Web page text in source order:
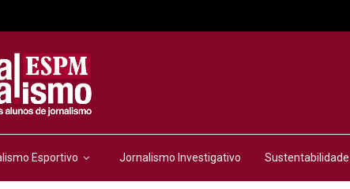
Esportivo Jornalismo Investigativo Sustentabilidade